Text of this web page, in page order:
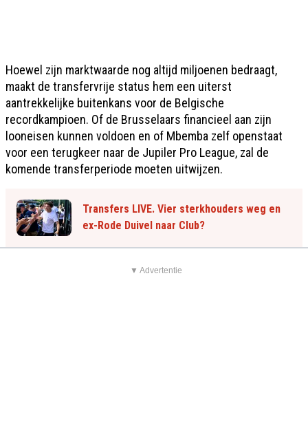
Hoewel zijn marktwaarde nog altijd miljoenen bedraagt,
maakt de transfervrije status hem een uiterst
aantrekkelijke buitenkans voor de Belgische
recordkampioen. Of de Brusselaars financieel aan zijn
looneisen kunnen voldoen en of Mbemba zelf openstaat
voor een terugkeer naar de Jupiler Pro League, zal de
komende transferperiode moeten uitwijzen.
Transfers LIVE. Vier sterkhouders weg en
ex-Rode Duivel naar Club?
▼ Advertentie